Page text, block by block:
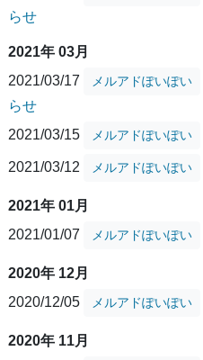
らせ
2021年 03月
2021/03/17
メルアドぽいぽい
らせ
2021/03/15
メルアドぽいぽい
2021/03/12 メルアドぽいぽい
2021年 01月
2021/01/07
メルアドぽいぽい
2020年 12月
2020/12/05
メルアドぽいぽい
2020年 11月